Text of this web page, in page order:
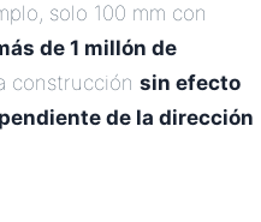
solo 100 mm con
de 1 millón de
construcción sin efecto
de la dirección